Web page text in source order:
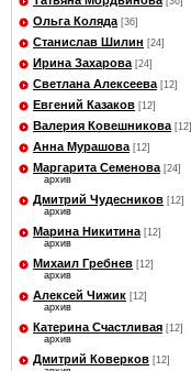
Ольга Коляда [36]
Станислав Шилин [24]
Ирина Захарова [24]
Светлана Алексеева [12]
Евгений Казаков [12]
Валерия Ковешникова [12]
Анна Мурашова [12]
Маргарита Семенова [24]
архив
Дмитрий Чудесников [12]
архив
Марина Никитина [12]
архив
Михаил Гребнев [12]
архив
Алексей Чижик [12]
архив
Катерина Счастливая [12]
архив
Дмитрий Коверков [12]